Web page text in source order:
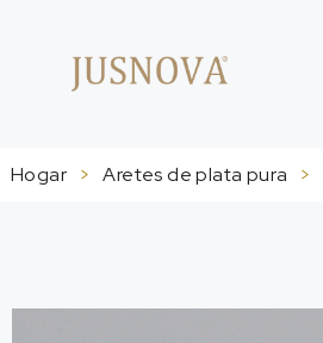
Hogar > Aretes de plata pura >